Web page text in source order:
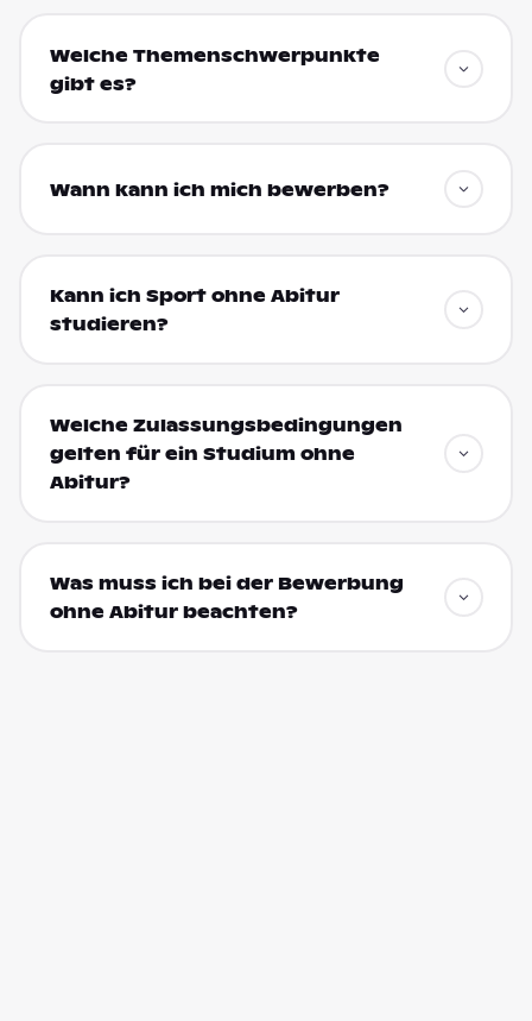
Welche Themenschwerpunkte
gibt es?
Wann kann ich mich bewerben?
Kann ich Sport ohne Abitur
studieren?
Welche Zulassungsbedingungen
gelten für ein Studium ohne
Abitur?
Was muss ich bei der Bewerbung
ohne Abitur beachten?